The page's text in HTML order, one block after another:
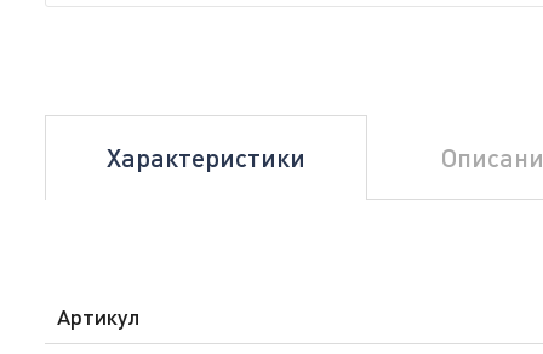
Характеристики
Артикул